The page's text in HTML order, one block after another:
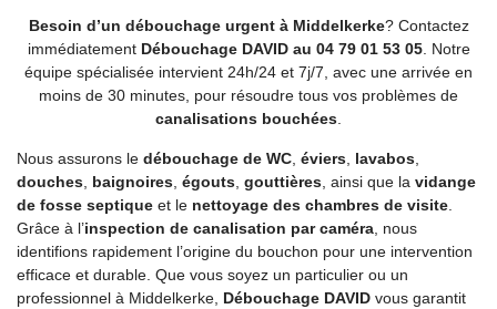
Besoin d’un débouchage urgent à Middelkerke? Contactez
immédiatement Débouchage DAVID au 04 79 01 53 05. Notre
équipe spécialisée intervient 24h/24 et 7j/7, avec une arrivée en
moins de 30 minutes, pour résoudre tous vos problèmes de
canalisations bouchées.
Nous assurons le débouchage de WC, éviers, lavabos,
douches, baignoires, égouts, gouttières, ainsi que la vidange
de fosse septique et le nettoyage des chambres de visite.
Grâce à l’inspection de canalisation par caméra, nous
identifions rapidement l’origine du bouchon pour une intervention
efficace et durable. Que vous soyez un particulier ou un
professionnel à Middelkerke, Débouchage DAVID vous garantit